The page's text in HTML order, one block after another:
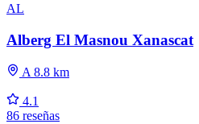
AL
Alberg El Masnou Xanascat
A 8.8 km
4.1
86 reseñas